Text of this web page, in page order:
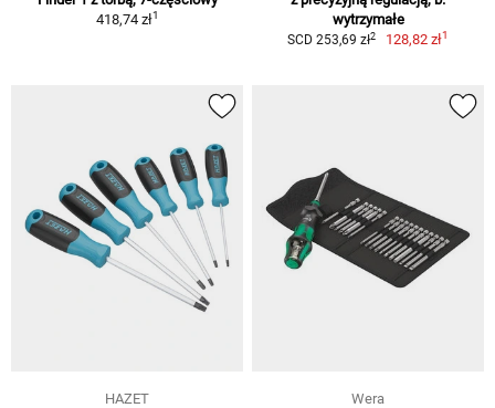
418,74 zł1
wytrzymałe
SCD 253,69 zł2 128,82 zł1
HAZET
Wera